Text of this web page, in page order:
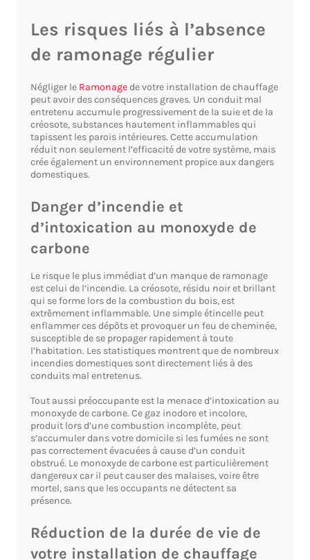
Les risques liés à l’absence
de ramonage régulier
Négliger le Ramonage de votre installation de chauffage
peut avoir des conséquences graves. Un conduit mal
entretenu accumule progressivement de la suie et de la
créosote, substances hautement inflammables qui
tapissent les parois intérieures. Cette accumulation
réduit non seulement l’efficacité de votre système, mais
crée également un environnement propice aux dangers
domestiques.
Danger d’incendie et
d’intoxication au monoxyde de
carbone
Le risque le plus immédiat d’un manque de ramonage
est celui de l’incendie. La créosote, résidu noir et brillant
qui se forme lors de la combustion du bois, est
extrêmement inflammable. Une simple étincelle peut
enflammer ces dépôts et provoquer un feu de cheminée,
susceptible de se propager rapidement à toute
l’habitation. Les statistiques montrent que de nombreux
incendies domestiques sont directement liés à des
conduits mal entretenus.
Tout aussi préoccupante est la menace d’intoxication au
monoxyde de carbone. Ce gaz inodore et incolore,
produit lors d’une combustion incomplète, peut
s’accumuler dans votre domicile si les fumées ne sont
pas correctement évacuées à cause d’un conduit
obstrué. Le monoxyde de carbone est particulièrement
dangereux car il peut causer des malaises, voire être
mortel, sans que les occupants ne détectent sa
présence.
Réduction de la durée de vie de
votre installation de chauffage